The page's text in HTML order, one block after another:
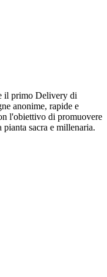
il primo Delivery di
anonime, rapide e
l'obiettivo di promuovere
sacra e millenaria.